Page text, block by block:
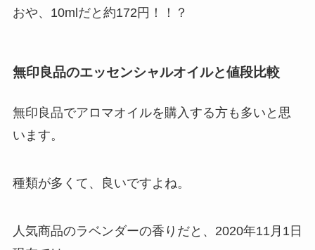
おや、10mlだと約172円！！？
無印良品のエッセンシャルオイルと値段比較
無印良品でアロマオイルを購入する方も多いと思
います。
種類が多くて、良いですよね。
人気商品のラベンダーの香りだと、2020年11月1日